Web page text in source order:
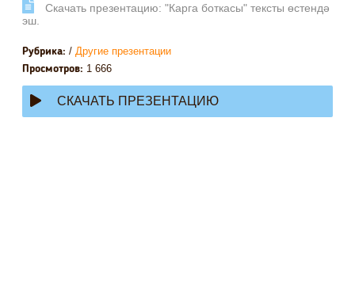
Cкачать презентацию: "Карга боткасы" тексты өстендә
эш.
Рубрика: / Другие презентации
Просмотров: 1 666
СКАЧАТЬ ПРЕЗЕНТАЦИЮ